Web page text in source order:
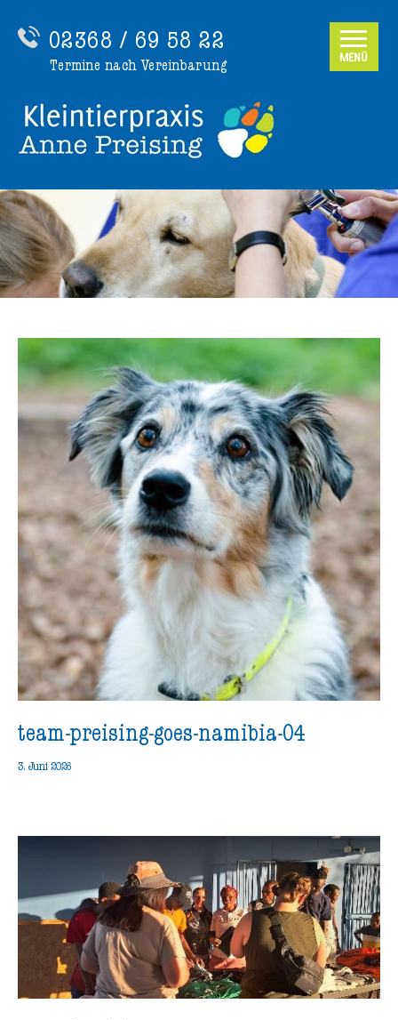
02368 / 69 58 22
Termine nach Vereinbarung
team-preising-goes-namibia-04
3. Juni 2026
MENÜ